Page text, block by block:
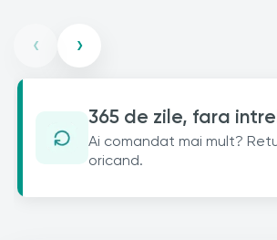
‹ ›
365 de zile, fara
Ai comandat mai mult?
oricand.